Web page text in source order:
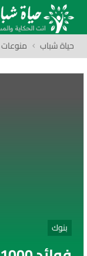
حياة شباب منوعات
بنوك